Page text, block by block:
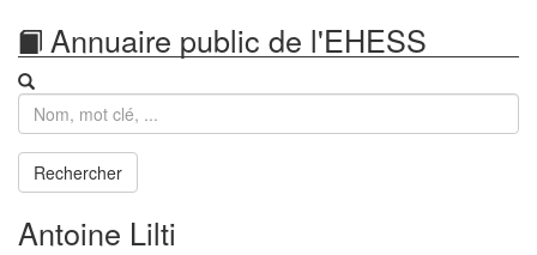
Annuaire public de l'EHESS
Recherche
Rechercher
Antoine Lilti